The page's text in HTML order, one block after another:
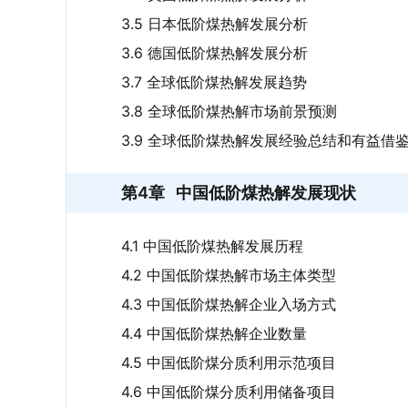
3.5 日本低阶煤热解发展分析
3.6 德国低阶煤热解发展分析
3.7 全球低阶煤热解发展趋势
3.8 全球低阶煤热解市场前景预测
3.9 全球低阶煤热解发展经验总结和有益借
第4章 中国低阶煤热解发展现状
4.1 中国低阶煤热解发展历程
4.2 中国低阶煤热解市场主体类型
4.3 中国低阶煤热解企业入场方式
4.4 中国低阶煤热解企业数量
4.5 中国低阶煤分质利用示范项目
4.6 中国低阶煤分质利用储备项目